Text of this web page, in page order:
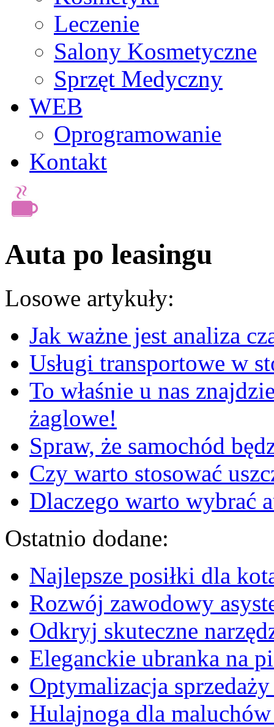
Leczenie
Salony Kosmetyczne
Sprzęt Medyczny
WEB
Oprogramowanie
Kontakt
Auta po leasingu
Losowe artykuły:
Jak ważne jest analiza
Usługi transportowe w
To właśnie u nas
żaglowe!
Spraw, że samochód
Czy warto stosować
Dlaczego warto wybrać
Ostatnio dodane:
Najlepsze posiłki dla
Rozwój zawodowy
Odkryj skuteczne
Eleganckie ubranka na
Optymalizacja
Hulajnoga dla maluchów